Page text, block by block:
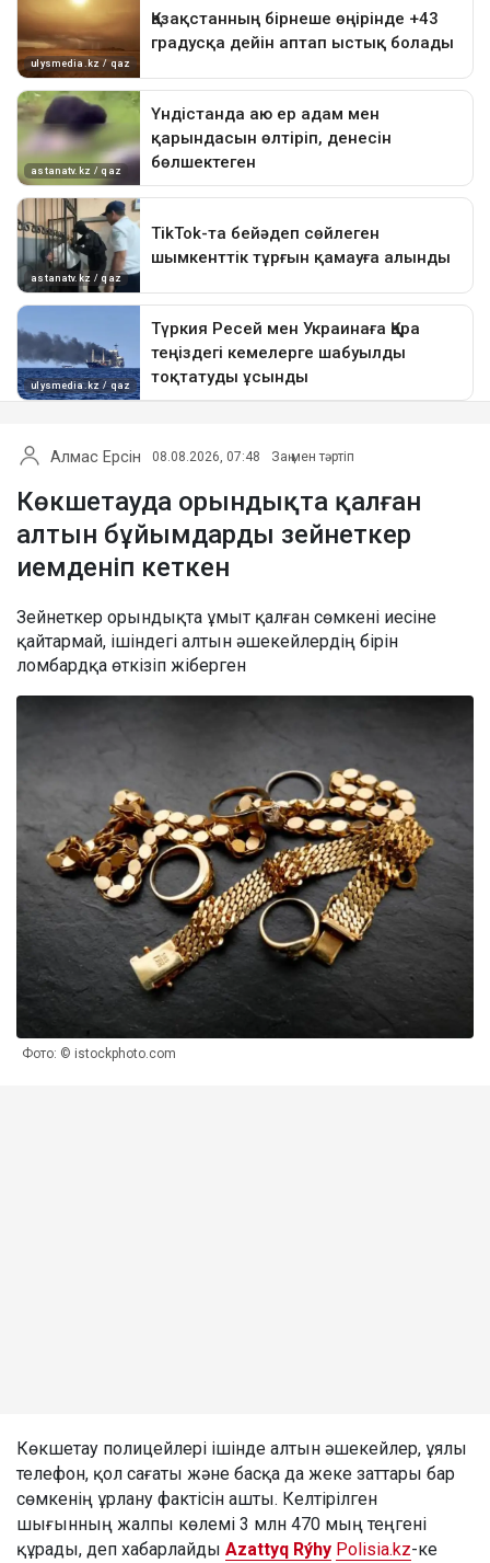
Алмас Ерсін 08.08.2026, 07:48 Заң мен тәртіп
Көкшетауда орындықта қалған
алтын бұйымдарды зейнеткер
иемденіп кеткен
Зейнеткер орындықта ұмыт қалған сөмкені иесіне
қайтармай, ішіндегі алтын әшекейлердің бірін
ломбардқа өткізіп жіберген
Фото: © istockphoto.com
Көкшетау полицейлері ішінде алтын әшекейлер, ұялы
телефон, қол сағаты және басқа да жеке заттары бар
сөмкенің ұрлану фактісін ашты. Келтірілген
шығынның жалпы көлемі 3 млн 470 мың теңгені
құрады, деп хабарлайды Azattyq Rýhy Polisia.kz-ке